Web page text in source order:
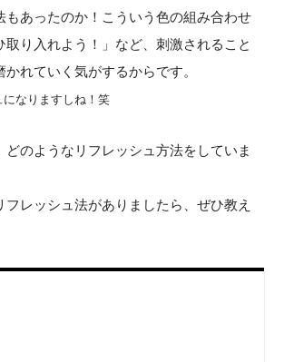
もあったのか！こういう色の組み合わせ
取り入れよう！」など、刺激されること
れていく気がするからです。
なりますしね！笑
どのようなリフレッシュ方法をしていま
レッシュ法がありましたら、ぜひ教え